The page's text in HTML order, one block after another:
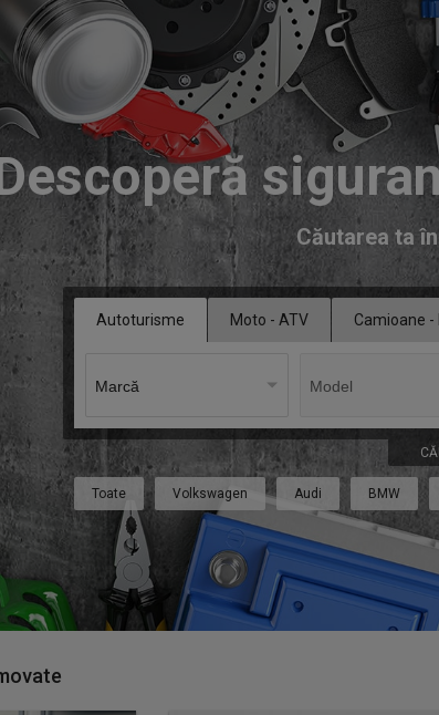
Căutarea ta
Autoturisme Moto - ATV Camioane -
Toate Volkswagen Audi BMW